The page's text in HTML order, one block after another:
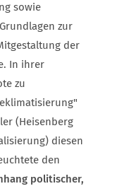
sowie
zur
der
In ihrer
zu
(Heisenberg
diesen
den
politischer,